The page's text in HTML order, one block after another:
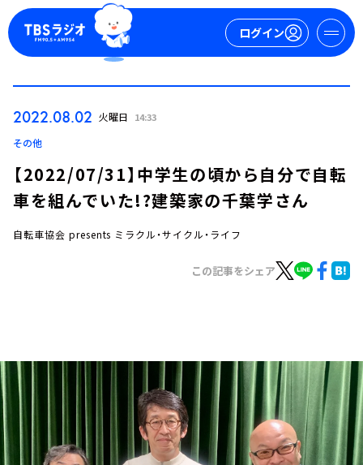
ログイン
お知らせ
イベント・グッズ
YouTube
会社情報
2022.08.02 火曜日 14:33
その他
【2022/07/31】中学生の頃から自分で自転
車を組んでいた!?建築家の千葉学さん
自転車協会 presents ミラクル・サイクル・ライフ
この記事をシェア